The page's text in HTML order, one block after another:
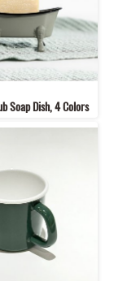
Soap Dish, 4 Colors